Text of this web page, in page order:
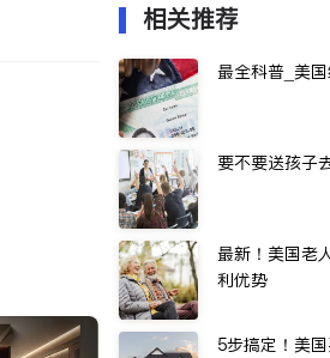
相关推荐
最全科普_美
要不要送孩子
最新！美国老
利优势
5步搞定！美